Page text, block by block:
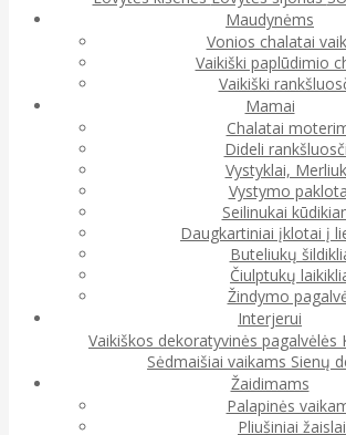
Maudynėms
Vonios chalatai
Vaikiški paplūdimio
Vaikiški
Mamai
Chalatai
Dideli
Vystyklai,
Vystymo
Seilinukai
Daugkartiniai įklotai į
Buteliukų
Čiulptukų
Žindymo
Interjerui
Vaikiškos dekoratyvinės pagalvėlės
Sėdmaišiai vaikams Sienų
Žaidimams
Palapinės
Pliušiniai žaislai